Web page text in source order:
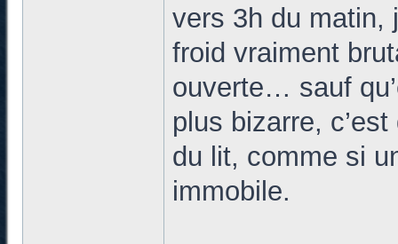
vers 3h du matin,
froid vraiment
ouverte… sauf
plus bizarre,
du lit, comme si
immobile.